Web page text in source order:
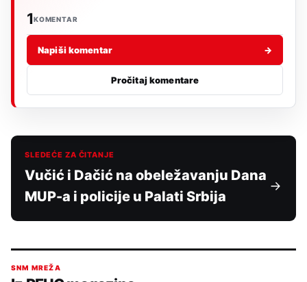
1KOMENTAR
Napiši komentar →
Pročitaj komentare
SLEDEĆE ZA ČITANJE
Vučić i Dačić na obeležavanju Dana
MUP-a i policije u Palati Srbija
SNM MREŽA